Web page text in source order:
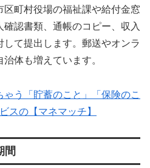
町村役場の福祉課や給付金窓
確認書類、通帳のコピー、収入
して提出します。郵送やオンラ
体も増えています。
う「貯蓄のこと」「保険のこ
スの【マネマッチ】
間